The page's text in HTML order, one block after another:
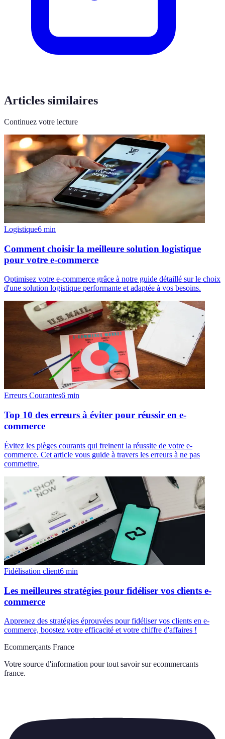
Articles similaires
Continuez votre lecture
Logistique6 min
Comment choisir la meilleure solution logistique
pour votre e-commerce
Optimisez votre e-commerce grâce à notre guide détaillé sur le choix
d'une solution logistique performante et adaptée à vos besoins.
Erreurs Courantes6 min
Top 10 des erreurs à éviter pour réussir en e-
commerce
Évitez les pièges courants qui freinent la réussite de votre e-
commerce. Cet article vous guide à travers les erreurs à ne pas
commettre.
Fidélisation client6 min
Les meilleures stratégies pour fidéliser vos clients e-
commerce
Apprenez des stratégies éprouvées pour fidéliser vos clients en e-
commerce, boostez votre efficacité et votre chiffre d'affaires !
Ecommerçants France
Votre source d'information pour tout savoir sur ecommercants
france.